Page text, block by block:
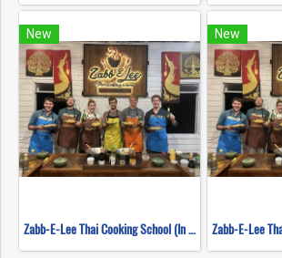
New
Zabb-E-Lee Thai Cooking School (In Organic Farm) Half day Morning Class
New